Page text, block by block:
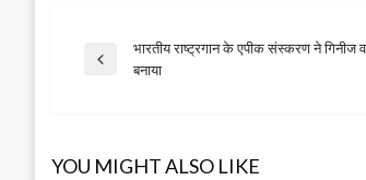
Post
Previous
भारतीय राष्ट्रगान के एपीक संस्करण ने गिनीज
बनाया
YOU MIGHT ALSO LIKE